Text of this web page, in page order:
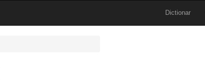
Dictionar